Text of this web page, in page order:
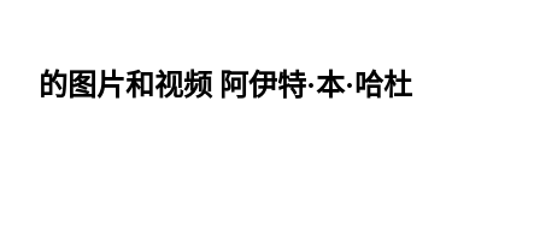
的图片和视频 阿伊特·本·哈杜